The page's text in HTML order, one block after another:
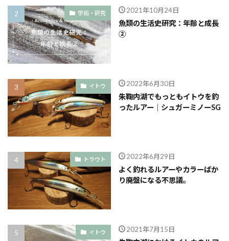
学術・研究 2021年10月24日
魚類の生活史研究：年齢と成長
②
イトウ 2022年6月30日
朱鞠内湖でもっともイトウを釣
ったルアー｜シュガーミノーSG
トラウト 2022年6月29日
よく釣れるルアーやカラーばか
り廃盤になる不思議。
イトウ 2021年7月15日